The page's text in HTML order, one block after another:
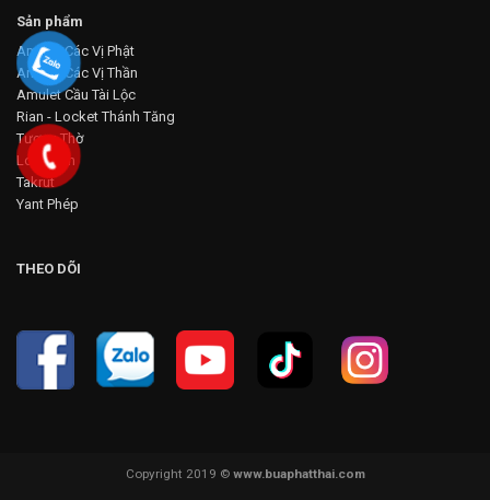
Sản phẩm
Amulet Các Vị Phật
Amulet Các Vị Thần
Amulet Cầu Tài Lộc
Rian - Locket Thánh Tăng
Tượng Thờ
Loop Om
Takrut
Yant Phép
THEO DÕI
Copyright 2019 © www.buaphatthai.com